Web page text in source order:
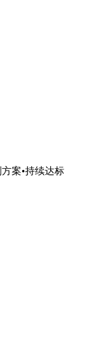
案•持续达标